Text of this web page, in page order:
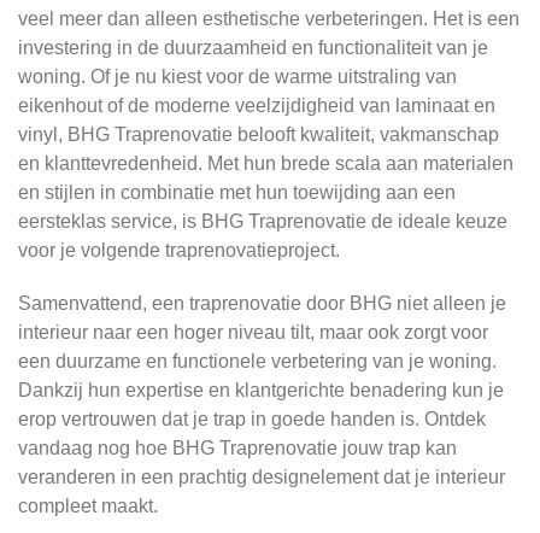
veel meer dan alleen esthetische verbeteringen. Het is een
investering in de duurzaamheid en functionaliteit van je
woning. Of je nu kiest voor de warme uitstraling van
eikenhout of de moderne veelzijdigheid van laminaat en
vinyl, BHG Traprenovatie belooft kwaliteit, vakmanschap
en klanttevredenheid. Met hun brede scala aan materialen
en stijlen in combinatie met hun toewijding aan een
eersteklas service, is BHG Traprenovatie de ideale keuze
voor je volgende traprenovatieproject.
Samenvattend, een traprenovatie door BHG niet alleen je
interieur naar een hoger niveau tilt, maar ook zorgt voor
een duurzame en functionele verbetering van je woning.
Dankzij hun expertise en klantgerichte benadering kun je
erop vertrouwen dat je trap in goede handen is. Ontdek
vandaag nog hoe BHG Traprenovatie jouw trap kan
veranderen in een prachtig designelement dat je interieur
compleet maakt.